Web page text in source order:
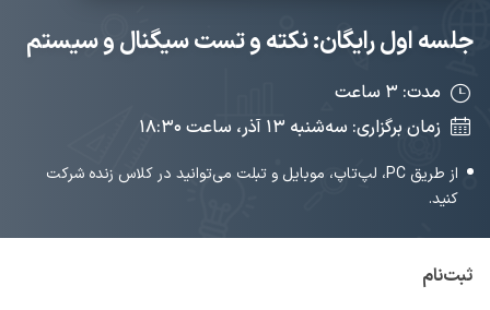
جلسه اول رایگان: نکته و تست سیگنال و سیستم
مدت: ۳ ساعت
زمان برگزاری: سه‌شنبه‌ ۱۳ آذر، ساعت ۱۸:۳۰
از طریق PC، لپ‌تاپ، موبایل و تبلت می‌توانید در کلاس زنده شرکت
کنید.
ثبت‌نام